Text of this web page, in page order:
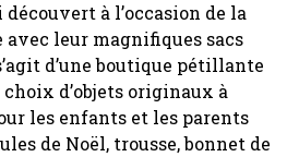
découvert à l’occasion de la
avec leur magnifiques sacs
d’une boutique pétillante
d’objets originaux à
les enfants et les parents
de Noël, trousse, bonnet de